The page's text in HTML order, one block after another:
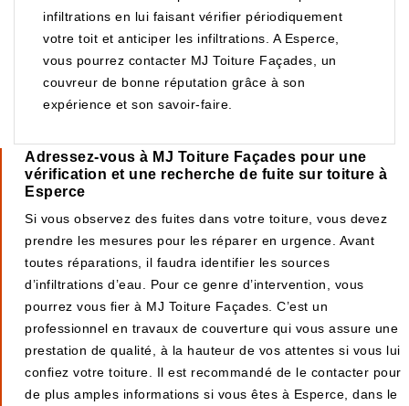
infiltrations en lui faisant vérifier périodiquement
votre toit et anticiper les infiltrations. A Esperce,
vous pourrez contacter MJ Toiture Façades, un
couvreur de bonne réputation grâce à son
expérience et son savoir-faire.
Adressez-vous à MJ Toiture Façades pour une
vérification et une recherche de fuite sur toiture à
Esperce
Si vous observez des fuites dans votre toiture, vous devez
prendre les mesures pour les réparer en urgence. Avant
toutes réparations, il faudra identifier les sources
d’infiltrations d’eau. Pour ce genre d’intervention, vous
pourrez vous fier à MJ Toiture Façades. C’est un
professionnel en travaux de couverture qui vous assure une
prestation de qualité, à la hauteur de vos attentes si vous lui
confiez votre toiture. Il est recommandé de le contacter pour
de plus amples informations si vous êtes à Esperce, dans le